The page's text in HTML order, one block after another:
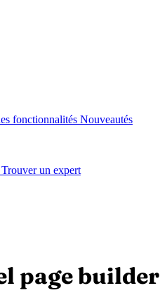
fonctionnalités Nouveautés
Trouver un expert
page